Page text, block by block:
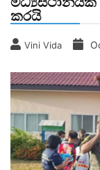
කරයි
Vini Vida